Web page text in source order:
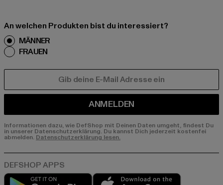
An welchen Produkten bist du interessiert?
MÄNNER
FRAUEN
ANMELDEN
Informationen dazu, wie DefShop mit Deinen Daten umgeht, findest Du
in unserer Datenschutzerklärung. Du kannst Dich jederzeit kostenfei
abmelden. Datenschutzerklärung lesen.
Play market